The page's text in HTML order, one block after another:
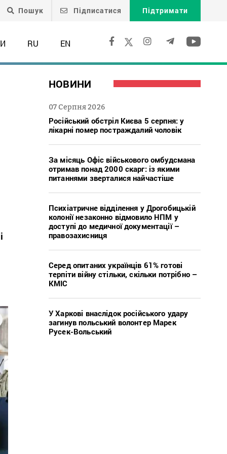
Пошук Підписатися Підтримати
RU EN
НОВИНИ
07 Серпня 2026
Російський обстріл Києва 5 серпня: у
лікарні помер постраждалий чоловік
За місяць Офіс військового омбудсмана
отримав понад 2000 скарг: із якими
питаннями зверталися найчастіше
Психіатричне відділення у Дрогобицькій
колонії незаконно відмовило НПМ у
доступі до медичної документації –
правозахисниця
Серед опитаних українців 61% готові
терпіти війну стільки, скільки потрібно –
КМІС
У Харкові внаслідок російського удару
загинув польський волонтер Марек
Русек-Вольський